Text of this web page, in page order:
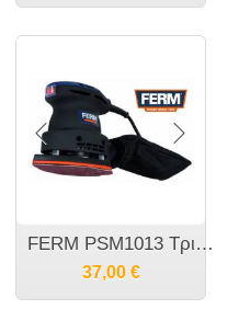
FERM PSM1013 Τριβείο λεπτομερειών 220 Watt & Αυτοπρόσφυση
37,00 €